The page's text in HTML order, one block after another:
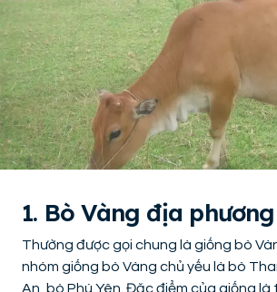
1. Bò Vàng địa phương
Thường được gọi chung là giống bò
nhóm giống bò Vàng chủ yếu là bò
An, bò Phú Yên. Đặc điểm của giống là